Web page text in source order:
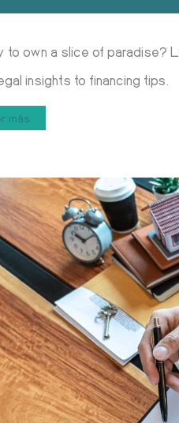
to own a slice of paradise?
insights to financing tips.
más